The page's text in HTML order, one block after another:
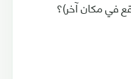
في مكان آخر)؟